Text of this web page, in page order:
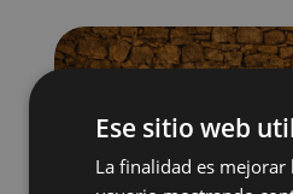
Ese sitio web
La finalidad es mejorar